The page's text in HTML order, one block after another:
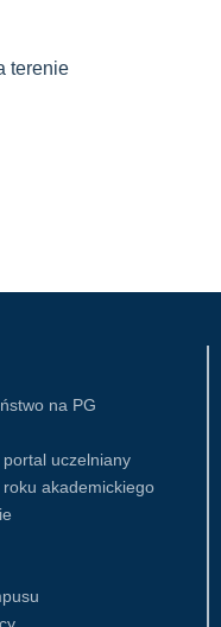
terenie
na PG
uczelniany
akademickiego